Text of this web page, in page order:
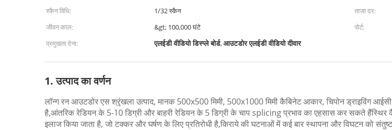
स्कैन विधि:
1/32 स्कैन ताजा दर:
जीवन काल:
&gt; 100,000 घंटे पोर्ट:
प्रमुखता देना:
एलईडी वीडियो डिस्प्ले बोर्ड,आउटडोर एलईडी वीडियो दीवार
1. उत्पाद का वर्णन
लॉन्ग रन आउटडोर एस श्रृंखला उत्पाद, मानक 500x500 मिमी, 500x1000 मिमी कैबिनेट आकार, चिपोन ड्राइविंग
है,आंतरिक रेडियन के 5-10 डिग्री और बाहरी रेडियन के 5 डिग्री के चाप splicing प्रभाव का एहसास कर सकते
इलाज किया जाता है, जो टक्कर और घर्षण के लिए प्रतिरोधी है,किराये की घटनाओं में कई बार स्थापना और विघटन को